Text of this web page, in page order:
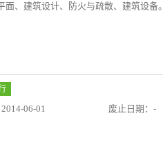
、建筑设计、防火与疏散、建筑设备。
06-01 废止日期：-